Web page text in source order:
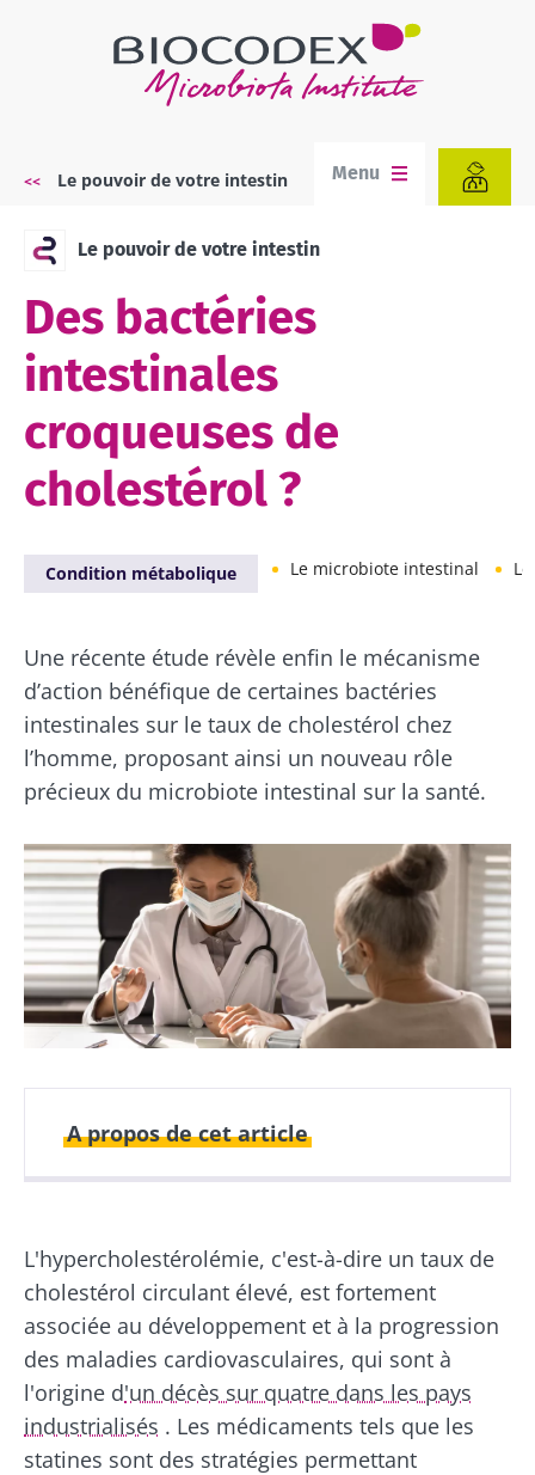
Le pouvoir de votre intestin Menu
Le pouvoir de votre intestin
Des bactéries
intestinales
croqueuses de
cholestérol ?
Condition métabolique Le microbiote intestinal
Une récente étude révèle enfin le mécanisme
d’action bénéfique de certaines bactéries
intestinales sur le taux de cholestérol chez
l’homme, proposant ainsi un nouveau rôle
précieux du microbiote intestinal sur la santé.
A propos de cet article
L'hypercholestérolémie, c'est-à-dire un taux de
cholestérol circulant élevé, est fortement
associée au développement et à la progression
des maladies cardiovasculaires, qui sont à
l'origine d'un décès sur quatre dans les pays
industrialisés . Les médicaments tels que les
statines sont des stratégies permettant